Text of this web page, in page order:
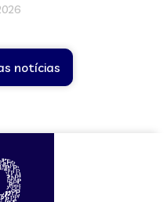
notícias